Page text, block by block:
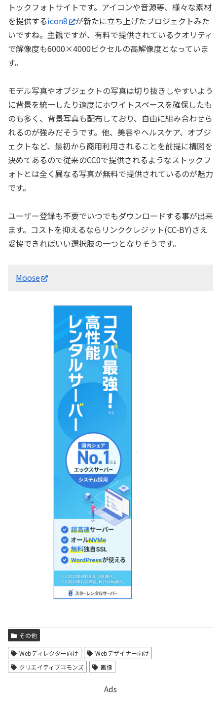
トックフォトサイトです。アイコンや音源等、様々な素材
を提供するicon8
が新たに立ち上げたプロジェクトみた
いですね。主観ですが、有料で提供されているクオリティ
で解像度も6000×4000ピクセルの高解像度となっていま
す。
モデル写真やオブジェクトの写真は切り抜きしやすいよう
に背景を統一したり適度にホワイトスペースを確保したも
のも多く、背景写真も配布しており、自由に組み合わせら
れるのが強みだそうです。他、美容やヘルスケア、オブジ
ェクトなど、最初から商用利用されることを前提に構図を
決めてあるので従来のCC0で提供されるようなストックフ
ォトとは全く異なる写真が無料で提供されているのが魅力
です。
ユーザー登録も不要でいつでもダウンロードする事が出来
ます。コストを抑えるならリンククレジット(CC-BY)さえ
妥協できればいい選択肢の一つとなりそうです。
Moose
その他
Webディレクター向け
Webデザイナー向け
クリエイティブコモンズ
画像
Ads